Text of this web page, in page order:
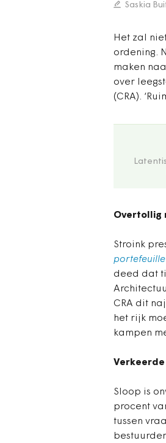
Saskia
Het zal
ordening.
maken
over
(CRA).
Overtollig
Stroink
deed dat
CRA dit
het rijk
kampen
Sloop is
procent
tussen